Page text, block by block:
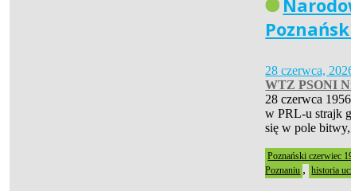
28 czerwca,
WTZ PSONI
28 czerwca
w PRL-u strajk
się w pole
Poznański czerwiec
Poznaniu , historia